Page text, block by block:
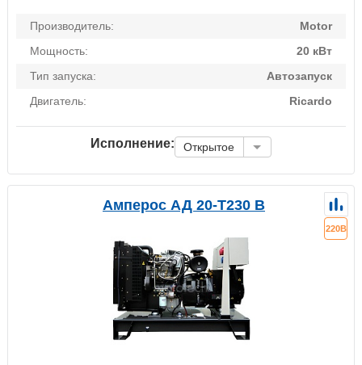
Производитель:
Motor
Мощность:
20 кВт
Тип запуска:
Автозапуск
Двигатель:
Ricardo
Исполнение: Открытое
Амперос АД 20-Т230 B
220В